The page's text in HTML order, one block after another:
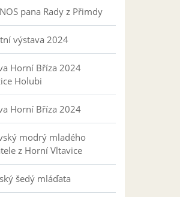
pana Rady z Přimdy
výstava 2024
Horní Bříza 2024
Holubi
Horní Bříza 2024
modrý mladého
z Horní Vltavice
šedý mláďata